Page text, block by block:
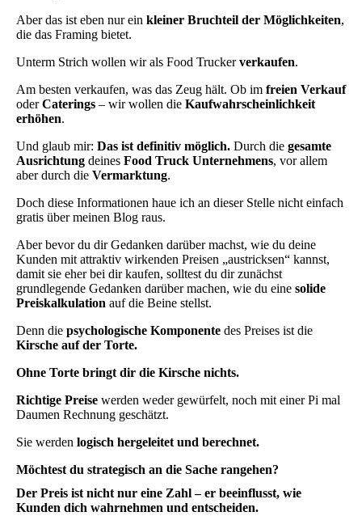
Aber das ist eben nur ein kleiner Bruchteil der Möglichkeiten,
die das Framing bietet.
Unterm Strich wollen wir als Food Truckerverkaufen.
Am besten verkaufen, was das Zeug hält. Ob im freien Verkauf
oderCaterings – wir wollen die Kaufwahrscheinlichkeit
erhöhen.
Und glaub mir: Das ist definitiv möglich. Durch die gesamte
Ausrichtung deines Food Truck Unternehmens, vor allem
aber durch die Vermarktung.
Doch diese Informationen haue ich an dieser Stelle nicht einfach
gratis über meinen Blog raus.
Aber bevor du dir Gedanken darüber machst, wie du deine
Kunden mit attraktiv wirkenden Preisen „austricksen“ kannst,
damit sie eher bei dir kaufen, solltest du dir zunächst
grundlegende Gedanken darüber machen, wie du eine solide
Preiskalkulation auf die Beine stellst.
Denn die psychologische Komponente des Preises ist die
Kirsche auf der Torte.
Ohne Torte bringt dir die Kirsche nichts.
Richtige Preise werden weder gewürfelt, noch mit einer Pi mal
Daumen Rechnung geschätzt.
Sie werden logisch hergeleitet und berechnet.
Möchtest du strategisch an die Sache rangehen?
Der Preis ist nicht nur eine Zahl – er beeinflusst, wie
Kunden dich wahrnehmen und entscheiden.